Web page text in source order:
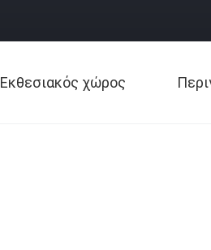
Εκθεσιακός χώρος